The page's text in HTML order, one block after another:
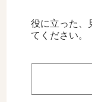
役に立った、
てください。